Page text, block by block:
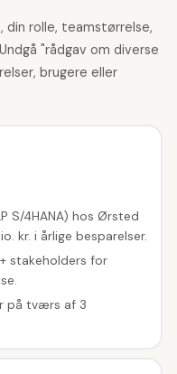
din rolle, teamstørrelse,
"rådgav om diverse
brugere eller
S/4HANA) hos Ørsted
kr. i årlige besparelser.
stakeholders for
på tværs af 3